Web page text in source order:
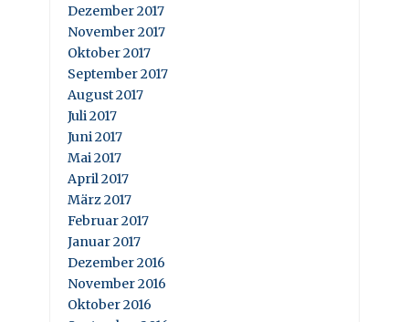
Dezember 2017
November 2017
Oktober 2017
September 2017
August 2017
Juli 2017
Juni 2017
Mai 2017
April 2017
März 2017
Februar 2017
Januar 2017
Dezember 2016
November 2016
Oktober 2016